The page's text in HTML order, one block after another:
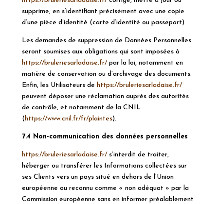
supprime, en s’identifiant précisément avec une copie
d’une pièce d’identité (carte d’identité ou passeport).
Les demandes de suppression de Données Personnelles
seront soumises aux obligations qui sont imposées à
https://bruleriesarladaise.fr/par la loi, notamment en
matière de conservation ou d’archivage des documents.
Enfin, les Utilisateurs de https://bruleriesarladaise.fr/
peuvent déposer une réclamation auprès des autorités
de contrôle, et notamment de la CNIL
(https://www.cnil.fr/fr/plaintes).
7.4 Non-communication des données personnelles
https://bruleriesarladaise.fr/s’interdit de traiter,
héberger ou transférer les Informations collectées sur
ses Clients vers un pays situé en dehors de l’Union
européenne ou reconnu comme « non adéquat » par la
Commission européenne sans en informer préalablement